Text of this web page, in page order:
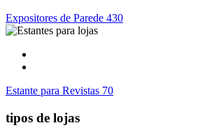
Expositores de Parede 430
Estante para Revistas 70
tipos de lojas